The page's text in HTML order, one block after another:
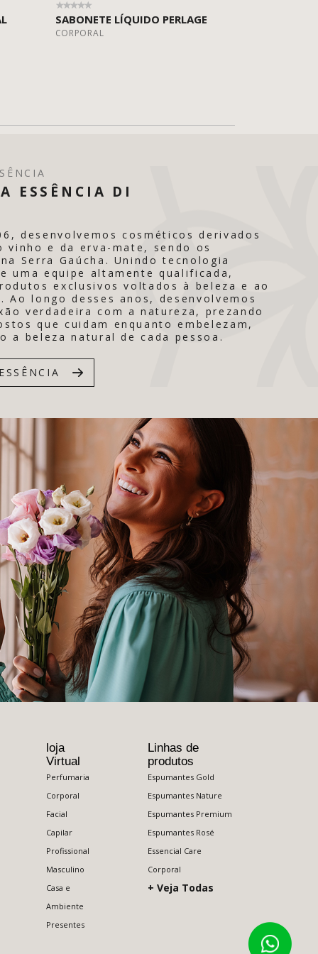
SABONETE LÍQUIDO PERLAGE
CORPORAL
ESSÊNCIA DI
desenvolvemos cosméticos derivados
vinho e da erva-mate, sendo os
Serra Gaúcha. Unindo tecnologia
uma equipe altamente qualificada,
exclusivos voltados à beleza e ao
Ao longo desses anos, desenvolvemos
verdadeira com a natureza, prezando
que cuidam enquanto embelezam,
a beleza natural de cada pessoa.
loja
Virtual
Perfumaria
Corporal
Facial
Capilar
Profissional
Masculino
Casa e
Ambiente
Presentes
Linhas de
produtos
Espumantes Gold
Espumantes Nature
Espumantes Premium
Espumantes Rosé
Essencial Care
Corporal
+ Veja Todas